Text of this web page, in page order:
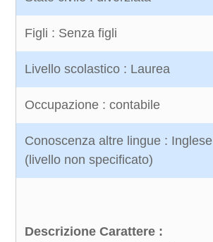
Figli : Senza figli
Livello scolastico : Laurea
Occupazione : contabile
Conoscenza altre lingue : Inglese
(livello non specificato)
Descrizione Carattere :